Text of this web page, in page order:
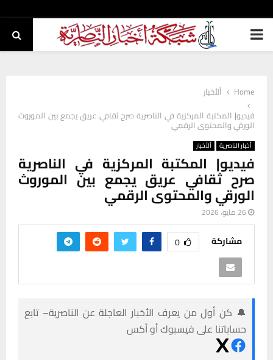
PRIMARY
Home
ألأخبار
فيديو| المكتبة المركزية في الناصرية صرح ثقافي عريق يجمع بين الموروث
الورقي والمحتوى الرقمي
أخبار الناصرية ألأخبار
فيديو| المكتبة المركزية في الناصرية
صرح ثقافي عريق يجمع بين الموروث
الورقي والمحتوى الرقمي
26 مايو، 2026
مشاركة 0
🔔 كن أول من يعرف الأخبار العاجلة عن الناصرية– تابع
حساباتنا على فيسبوك أو أكس